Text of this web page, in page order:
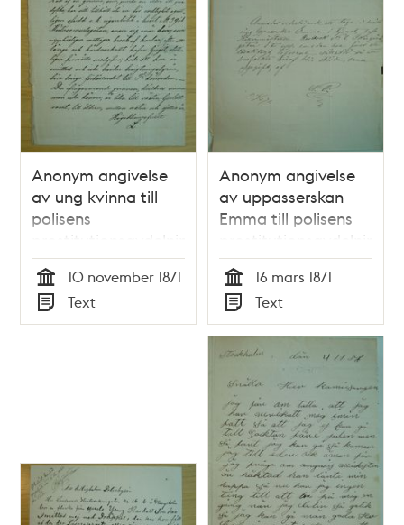
Anonym angivelse
av ung kvinna till
polisens
prostitutionsavdelning
Tid
10 november 1871
Typ
Text
Anonym angivelse
av uppasserskan
Emma till polisens
prostitutionsavdelning
Tid
16 mars 1871
Typ
Text